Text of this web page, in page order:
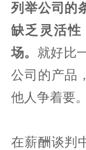
列举公司的
缺乏灵活性
场。 就好比
公司的产品
他人争着要
在薪酬谈判